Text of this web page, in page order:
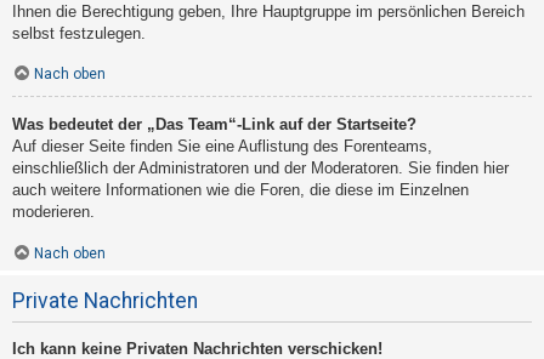
Ihnen die Berechtigung geben, Ihre Hauptgruppe im persönlichen Bereich
selbst festzulegen.
Nach oben
Was bedeutet der „Das Team“-Link auf der Startseite?
Auf dieser Seite finden Sie eine Auflistung des Forenteams,
einschließlich der Administratoren und der Moderatoren. Sie finden hier
auch weitere Informationen wie die Foren, die diese im Einzelnen
moderieren.
Nach oben
Private Nachrichten
Ich kann keine Privaten Nachrichten verschicken!